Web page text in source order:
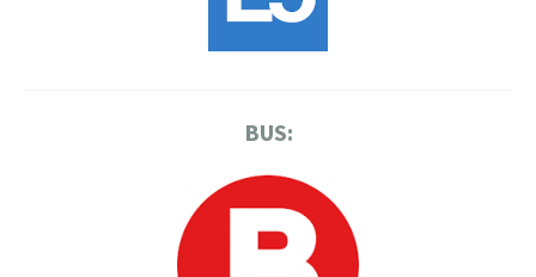
BUS: